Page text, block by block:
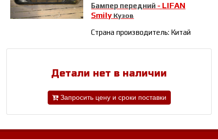
Бампер передний - LIFAN
Smily Кузов
Страна производитель: Китай
Детали нет в наличии
Запросить цену и сроки поставки